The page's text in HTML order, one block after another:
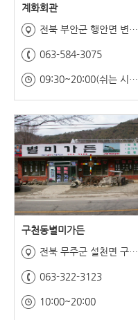
계화회관
전북 부안군 행안면 변산로 95
063-584-3075
09:30~20:00(쉬는 시간 15:00~17:00)
구천동별미가든
전북 무주군 설천면 구천동로 948
063-322-3123
10:00~20:00